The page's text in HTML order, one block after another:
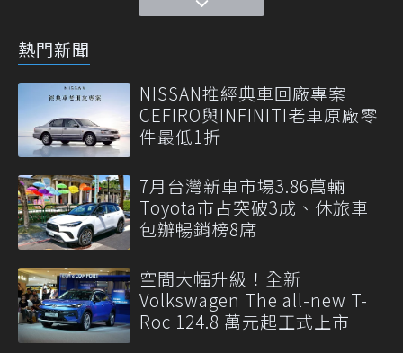
熱門新聞
NISSAN推經典車回廠專案
CEFIRO與INFINITI老車原廠零
件最低1折
7月台灣新車市場3.86萬輛
Toyota市占突破3成、休旅車
包辦暢銷榜8席
空間大幅升級！全新
Volkswagen The all-new T-
Roc 124.8 萬元起正式上市